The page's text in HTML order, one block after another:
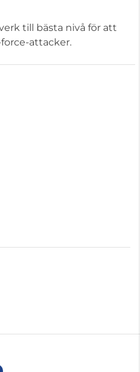
till bästa nivå för att
attacker.